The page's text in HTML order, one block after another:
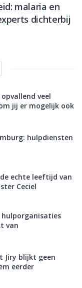
malaria en
dichterbij
veel
jij er mogelijk ook
hulpdiensten
echte leeftijd van
Ceciel
hulporganisaties
van
Jiry blijkt geen
eerder